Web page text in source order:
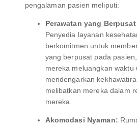
pengalaman pasien meliputi:
Perawatan yang
Penyedia layanan
berkomitmen untuk
yang berpusat pada
mereka meluangkan waktu
mendengarkan
melibatkan mereka dalam
mereka.
Akomodasi Nyaman: